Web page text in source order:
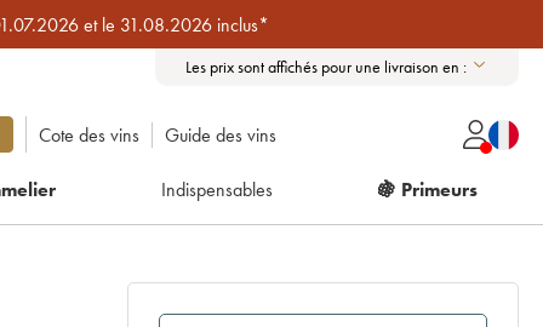
et le 31.08.2026 inclus*
Les prix sont affichés pour une livraison en :
Cote des vins Guide des vins
Indispensables 🍇 Primeurs